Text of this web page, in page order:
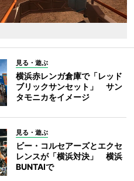
見る・遊ぶ
横浜赤レンガ倉庫で「レッド
ブリックサンセット」 サン
タモニカをイメージ
見る・遊ぶ
ビー・コルセアーズとエクセ
レンスが「横浜対決」 横浜
BUNTAIで